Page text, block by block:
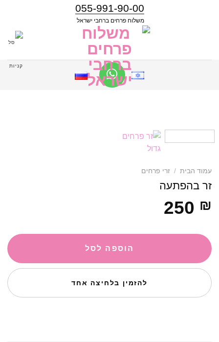
055-991-90-00
משלוח פרחים ברחבי ישראל
עמוד הבית / זרי פרחים
זר בהפתעה
250 ₪
הוספה לסל
להזמין בלחיצה אחד